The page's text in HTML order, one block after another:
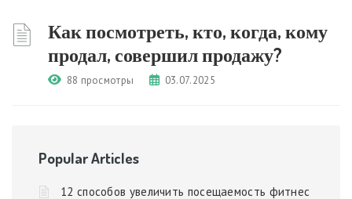
Как посмотреть, кто, когда, кому
продал, совершил продажу?
88 просмотры 03.07.2025
Popular Articles
12 способов увеличить посещаемость фитнес